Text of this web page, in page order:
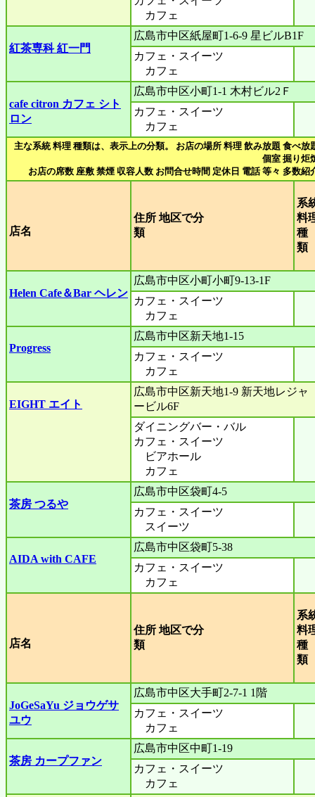
カフェ
紅茶専科 紅一門
広島市中区紙屋町1-6-9 星ビルB1F
カフェ・スイーツ
カフェ
cafe citron カフェ シト
ロン
広島市中区小町1-1 木村ビル2Ｆ
カフェ・スイーツ
カフェ
主な系統 料理 種類は、表示上の分類。 お店の場所 料理 飲み放題 食べ放
個室 掘り炬
お店の席数 座敷 禁煙 収容人数 お問合せ時間 定休日 電話 等々 多数紹
店名
住所 地区で分
類
系
料
種
Helen Cafe＆Bar ヘレン
広島市中区小町小町9-13-1F
カフェ・スイーツ
カフェ
Progress
広島市中区新天地1-15
カフェ・スイーツ
カフェ
EIGHT エイト
広島市中区新天地1-9 新天地レジャ
ービル6F
ダイニングバー・バル
カフェ・スイーツ
ビアホール
カフェ
茶房 つるや
広島市中区袋町4-5
カフェ・スイーツ
スイーツ
AIDA with CAFE
広島市中区袋町5-38
カフェ・スイーツ
カフェ
店名
住所 地区で分
類
系
料
種
JoGeSaYu ジョウゲサ
ユウ
広島市中区大手町2-7-1 1階
カフェ・スイーツ
カフェ
茶房 カープファン
広島市中区中町1-19
カフェ・スイーツ
カフェ